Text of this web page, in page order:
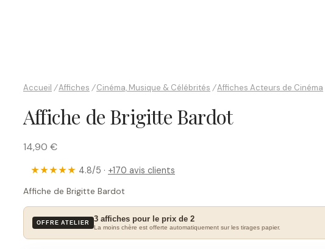
Accueil /Affiches / Cinéma, Musique & Célébrités /Affiches Acteurs de Cinéma
Affiche de Brigitte Bardot
14,90 €
★★★★★ 4.8/5 · +170 avis clients
Affiche de Brigitte Bardot
OFFRE ATELIER 3 affiches pour le prix de 2
La moins chère est offerte automatiquement sur les tirages papier.